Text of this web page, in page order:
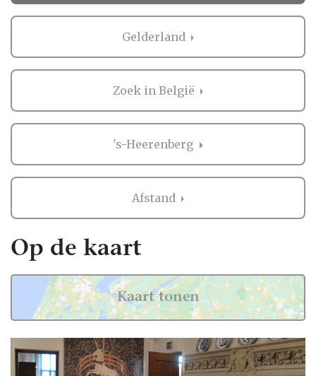
Gelderland
Zoek in België
's-Heerenberg
Afstand
Op de kaart
Kaart tonen